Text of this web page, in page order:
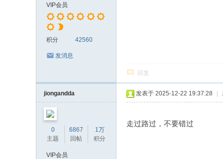
VIP会员
积分 42560
发消息
回复
jiongandda
0
主题
6867
回帖
1万
积分
VIP会员
发表于 2025-12-22 19:37:28
走过路过，不要错过